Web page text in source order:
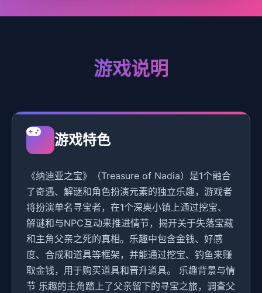
游戏说明
游戏特色
《纳迪亚之宝》（Treasure of Nadia）是1个融合
了奇遇、解谜和角色扮演元素的独立乐趣，游戏者
将扮演单名寻宝者，在1个深奥小镇上通过挖宝、
解谜和与NPC互动来推进情节，揭开关于失落宝藏
和主角父亲之死的真相。乐趣中包含金钱、好感
度、合成和道具等框架，并能通过挖宝、钓鱼来赚
取金钱，用于购买道具和晋升道具。 乐趣背景与情
节 乐趣的主角踏上了父亲留下的寻宝之旅，调查父